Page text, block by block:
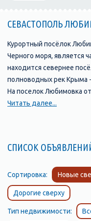
СЕВАСТОПОЛЬ
Курортный посёлок
Черного моря, является
находится севернее
полноводных рек Крыма
На поселок Любимовка
возвышенности, на
славятся своими
натуральный мускат
замечательным
километра, разделенным
по обе стороны от устья
постепенно переходит
Читать далее...
СПИСОК
Сортировка: Новые
Дорогие сверху
Тип недвижимости: